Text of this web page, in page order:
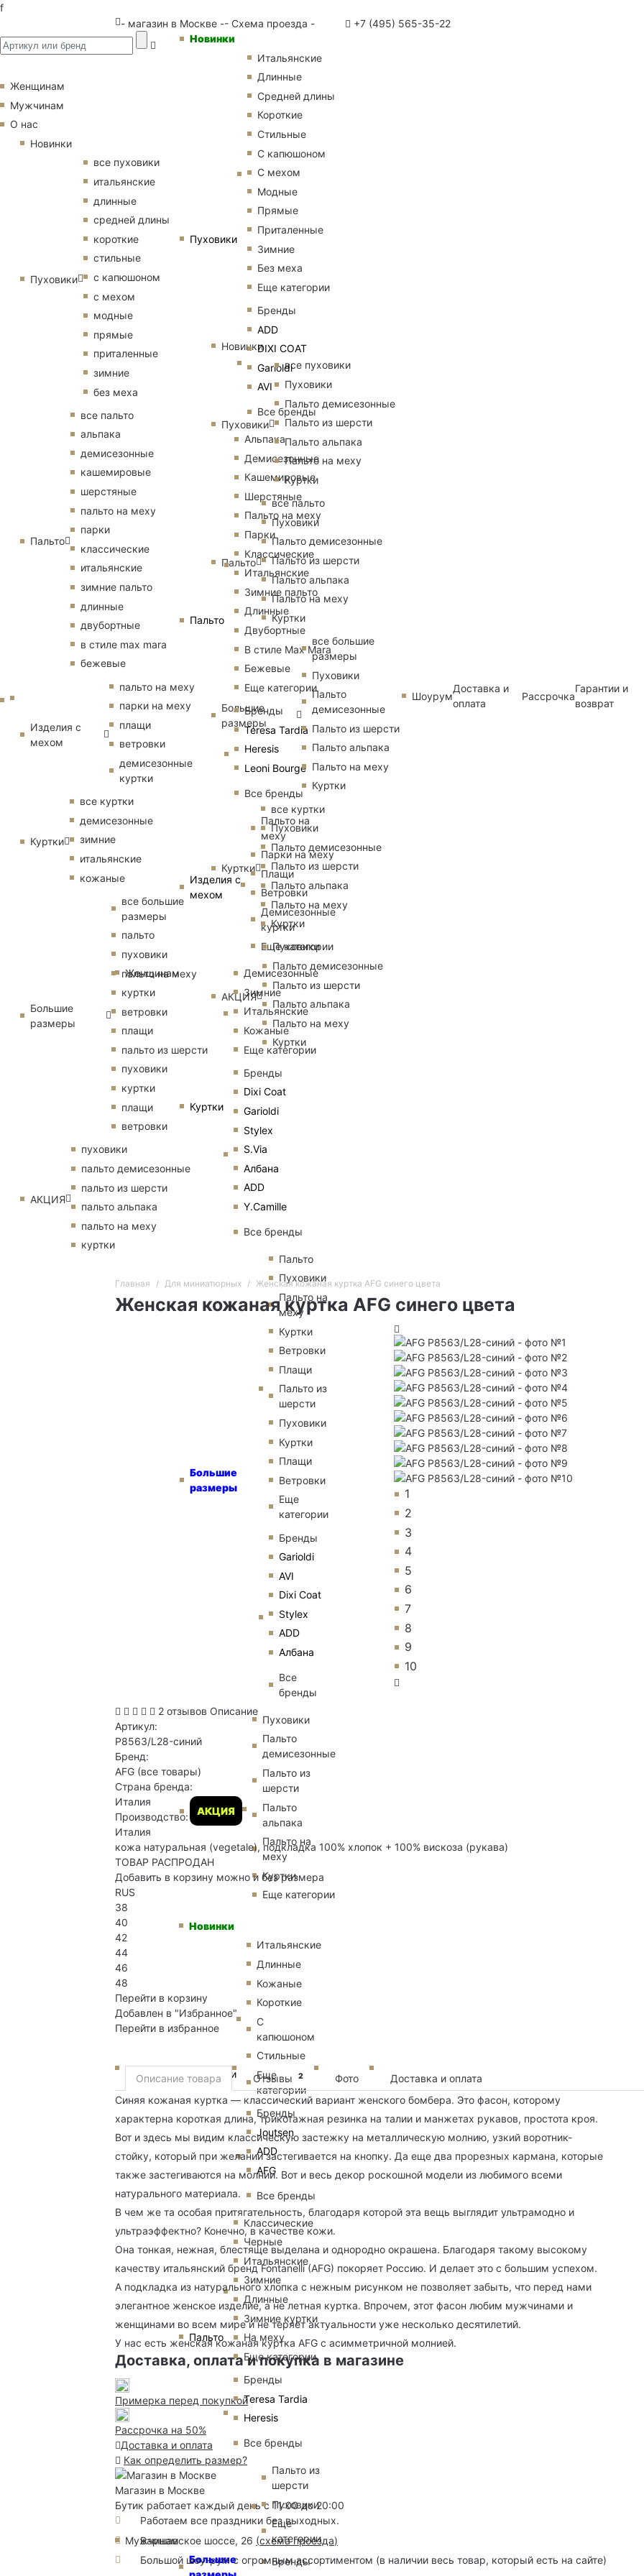
f
- магазин в Москве -- Схема проезда - +7 (495) 565-35-22
Женщинам
Новинки
Пуховики
Итальянские
Длинные
Средней длины
Короткие
Стильные
С капюшоном
С мехом
Модные
Прямые
Приталенные
Зимние
Без меха
Еще категории
Бренды
ADD
DIXI COAT
Garioldi
AVI
Все бренды
Пальто
Альпака
Демисезонные
Кашемировые
Шерстяные
Пальто на меху
Парки
Классические
Итальянские
Зимние пальто
Длинные
Двубортные
В стиле Max Mara
Бежевые
Еще категории
Бренды
Teresa Tardia
Heresis
Leoni Bourge
Все бренды
Изделия с
мехом
Пальто на
меху
Парки на меху
Плащи
Ветровки
Демисезонные
куртки
Еще категории
Куртки
Демисезонные
Зимние
Итальянские
Кожаные
Еще категории
Бренды
Dixi Coat
Garioldi
Stylex
S.Via
Албана
ADD
Y.Camille
Все бренды
Большие
размеры
Пальто
Пуховики
Пальто на
меху
Куртки
Ветровки
Плащи
Пальто из
шерсти
Пуховики
Куртки
Плащи
Ветровки
Еще
категории
Бренды
Garioldi
AVI
Dixi Coat
Stylex
ADD
Албана
Все
бренды
АКЦИЯ
Пуховики
Пальто
демисезонные
Пальто из
шерсти
Пальто
альпака
Пальто на
меху
Куртки
Еще категории
Мужчинам
Новинки
Пуховики
Итальянские
Длинные
Кожаные
Короткие
С
капюшоном
Стильные
Еще
категории
Бренды
Joutsen
ADD
AFG
Все бренды
Пальто
Классические
Черные
Итальянские
Зимние
Длинные
Зимние куртки
На меху
Еще категории
Бренды
Teresa Tardia
Heresis
Все бренды
Большие
Пальто из
шерсти
Пуховики
Еще
категории
Бренды
Женщинам
Мужчинам
О нас
Новинки
Пуховики
все пуховики
итальянские
длинные
средней длины
короткие
стильные
с капюшоном
с мехом
модные
прямые
приталенные
зимние
без меха
Пальто
все пальто
альпака
демисезонные
кашемировые
шерстяные
пальто на меху
парки
классические
итальянские
зимние пальто
длинные
двубортные
в стиле max mara
бежевые
Изделия с
мехом
пальто на меху
парки на меху
плащи
ветровки
демисезонные
куртки
Куртки
все куртки
демисезонные
зимние
итальянские
кожаные
Большие
размеры
все большие
размеры
пальто
пуховики
пальто на меху
куртки
ветровки
плащи
пальто из шерсти
пуховики
куртки
плащи
ветровки
АКЦИЯ
пуховики
пальто демисезонные
пальто из шерсти
пальто альпака
пальто на меху
куртки
Новинки
Пуховики
все пуховики
Пуховики
Пальто демисезонные
Пальто из шерсти
Пальто альпака
Пальто на меху
Куртки
Пальто
все пальто
Пуховики
Пальто демисезонные
Пальто из шерсти
Пальто альпака
Пальто на меху
Куртки
Большие
размеры
все большие
размеры
Пуховики
Пальто
демисезонные
Пальто из шерсти
Пальто альпака
Пальто на меху
Куртки
Куртки
все куртки
Пуховики
Пальто демисезонные
Пальто из шерсти
Пальто альпака
Пальто на меху
Куртки
АКЦИЯ
Пуховики
Пальто демисезонные
Пальто из шерсти
Пальто альпака
Пальто на меху
Куртки
Шоурум
Доставка и
оплата
Рассрочка
Гарантии и
возврат
Главная Для миниатюрных Женская кожаная куртка AFG синего цвета
Женская кожаная куртка AFG синего цвета
1
2
3
4
5
6
7
8
9
10
2 отзывов Описание
Артикул:
P8563/L28-синий
Бренд:
AFG (все товары)
Страна бренда:
Италия
Производство:
Италия
кожа натуральная (vegetale), подкладка 100% хлопок + 100% вискоза (рукава)
ТОВАР РАСПРОДАН
Добавить в корзину можно и без размера
RUS
38
40
42
44
46
48
Перейти в корзину
Добавлен в "Избранное"
Перейти в избранное
Описание товара Отзывы 2 Фото
Доставка и оплата
Синяя кожаная куртка — классический вариант женского бомбера. Это фасон, которому
характерна короткая длина, трикотажная резинка на талии и манжетах рукавов, простота кроя.
Вот и здесь мы видим классическую застежку на металлическую молнию, узкий воротник-
стойку, который при желании застегивается на кнопку. Да еще два прорезных кармана, которые
также застегиваются на молнии. Вот и весь декор роскошной модели из любимого всеми
натурального материала.
В чем же та особая притягательность, благодаря которой эта вещь выглядит ультрамодно и
ультраэффектно? Конечно, в качестве кожи.
Она тонкая, нежная, блестяще выделана и однородно окрашена. Благодаря такому высокому
качеству итальянский бренд Fontanelli (AFG) покоряет Россию. И делает это с большим успехом.
А подкладка из натурального хлопка с нежным рисунком не позволяет забыть, что перед нами
элегантное женское изделие, а не летная куртка. Впрочем, этот фасон любим мужчинами и
женщинами во всем мире и не теряет актуальности уже несколько десятилетий.
У нас есть женская кожаная куртка AFG с асимметричной молнией.
Доставка, оплата и покупка в магазине
Примерка перед покупкой
Рассрочка на 50%
Доставка и оплата
Как определить размер?
Магазин в Москве
Бутик работает каждый день с 11:00 до 20:00
Работаем все праздники без выходных.
Варшавское шоссе, 26 (схема проезда)
Большой шоу-рум с огромным ассортиментом (в наличии весь товар, который есть на сайте)